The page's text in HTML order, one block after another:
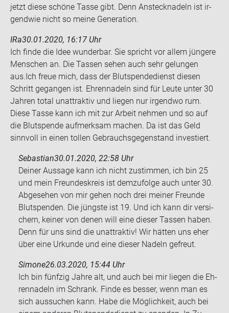
jetzt diese schö­ne Tasse gibt. Denn An­steck­na­deln ist ir­
gend­wie nicht so meine Ge­nera­ti­on.
IRa30.01.2020, 16:17 Uhr
Ich finde die Idee wun­der­bar. Sie spricht vor allem jün­ge­re
Men­schen an. Die Tas­sen sehen auch sehr ge­lun­gen
aus.Ich freue mich, dass der Blut­spen­de­dienst die­sen
Schritt ge­gan­gen ist. Eh­ren­na­deln sind für Leute unter 30
Jah­ren total un­at­trak­tiv und lie­gen nur ir­gend­wo rum.
Diese Tasse kann ich mit zur Ar­beit neh­men und so auf
die Blut­spen­de auf­merk­sam ma­chen. Da ist das Geld
sinn­voll in einen tol­len Ge­brauchs­ge­gen­stand in­ves­tiert.
Sebastian30.01.2020, 22:58 Uhr
Dei­ner Aus­sa­ge kann ich nicht zu­stim­men, ich bin 25
und mein Freun­des­kreis ist dem­zu­fol­ge auch unter 30.
Ab­ge­se­hen von mir gehen noch drei mei­ner Freun­de
Blut­spen­den. Die jüngs­te ist 19. Und ich kann dir ver­si­
chern, kei­ner von denen will eine die­ser Tas­sen haben.
Denn für uns sind die un­at­trak­tiv! Wir hät­ten uns eher
über eine Ur­kun­de und eine die­ser Na­deln ge­freut.
Simone26.03.2020, 15:44 Uhr
Ich bin fünf­zig Jahre alt, und auch bei mir lie­gen die Eh­
ren­na­deln im Schrank. Finde es bes­ser, wenn man es
sich aus­su­chen kann. Habe die Mög­lich­keit, auch bei